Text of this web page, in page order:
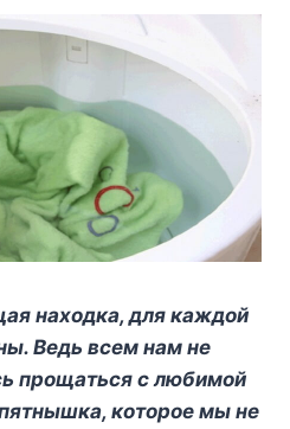
находка, для каждой
Ведь всем нам не
прощаться с любимой
которое мы не